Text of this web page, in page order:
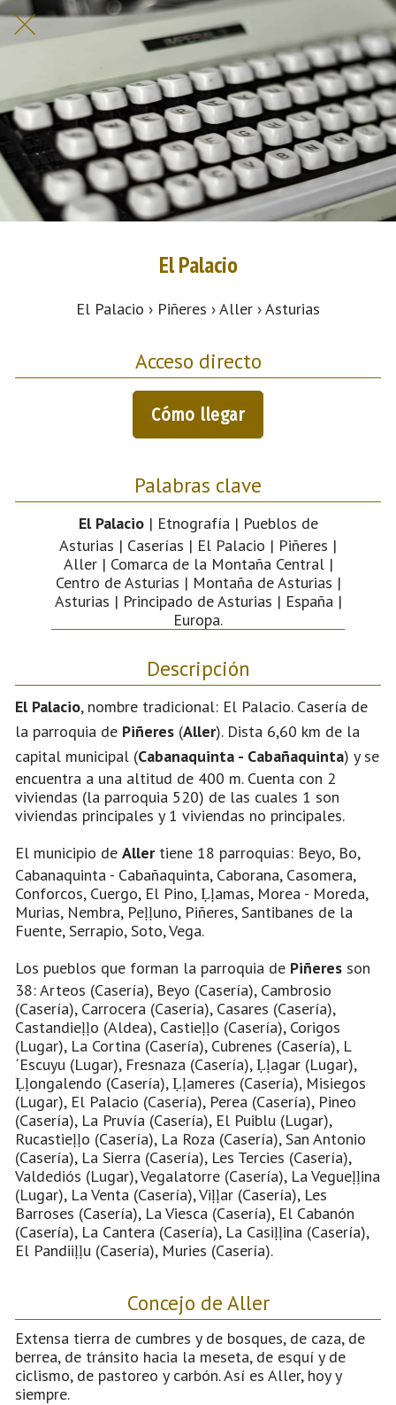
El Palacio
El Palacio › Piñeres › Aller › Asturias
Acceso directo
Cómo llegar
Palabras clave
El Palacio| Etnografía | Pueblos de
Asturias | Caserías | El Palacio | Piñeres |
Aller | Comarca de la Montaña Central |
Centro de Asturias | Montaña de Asturias |
Asturias | Principado de Asturias | España |
Europa.
Descripción
El Palacio, nombre tradicional: El Palacio. Casería de
la parroquia de Piñeres (Aller). Dista 6,60 km de la
capital municipal (Cabanaquinta - Cabañaquinta) y se
encuentra a una altitud de 400 m. Cuenta con 2
viviendas (la parroquia 520) de las cuales 1 son
viviendas principales y 1 viviendas no principales.
El municipio de Allertiene 18 parroquias: Beyo, Bo,
Cabanaquinta - Cabañaquinta, Caborana, Casomera,
Conforcos, Cuergo, El Pino, Ḷḷamas, Morea - Moreda,
Murias, Nembra, Peḷḷuno, Piñeres, Santibanes de la
Fuente, Serrapio, Soto, Vega.
Los pueblos que forman la parroquia de Piñeres son
38: Arteos (Casería), Beyo (Casería), Cambrosio
(Casería), Carrocera (Casería), Casares (Casería),
Castandieḷḷo (Aldea), Castieḷḷo (Casería), Corigos
(Lugar), La Cortina (Casería), Cubrenes (Casería), L
´Escuyu (Lugar), Fresnaza (Casería), Ḷḷagar (Lugar),
Ḷḷongalendo (Casería), Ḷḷameres (Casería), Misiegos
(Lugar), El Palacio (Casería), Perea (Casería), Pineo
(Casería), La Pruvía (Casería), El Puiblu (Lugar),
Rucastieḷḷo (Casería), La Roza (Casería), San Antonio
(Casería), La Sierra (Casería), Les Tercies (Casería),
Valdediós (Lugar), Vegalatorre (Casería), La Vegueḷḷina
(Lugar), La Venta (Casería), Viḷḷar (Casería), Les
Barroses (Casería), La Viesca (Casería), El Cabanón
(Casería), La Cantera (Casería), La Casiḷḷina (Casería),
El Pandiiḷḷu (Casería), Muries (Casería).
Concejo de Aller
Extensa tierra de cumbres y de bosques, de caza, de
berrea, de tránsito hacia la meseta, de esquí y de
ciclismo, de pastoreo y carbón. Así es Aller, hoy y
siempre.